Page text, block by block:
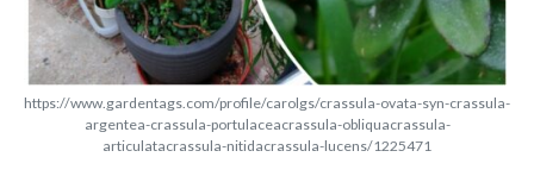
https://www.gardentags.com/profile/carolgs/crassula-ovata-syn-crassula-
argentea-crassula-portulaceacrassula-obliquacrassula-
articulatacrassula-nitidacrassula-lucens/1225471